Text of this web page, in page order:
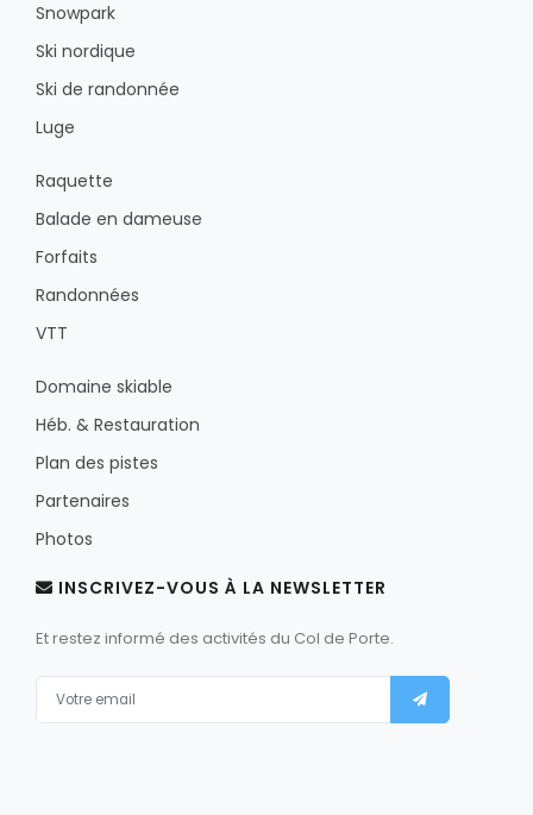
Snowpark
Ski nordique
Ski de randonnée
Luge
Raquette
Balade en dameuse
Forfaits
Randonnées
VTT
Domaine skiable
Héb. & Restauration
Plan des pistes
Partenaires
Photos
INSCRIVEZ-VOUS À LA NEWSLETTER
Et restez informé des activités du Col de Porte.